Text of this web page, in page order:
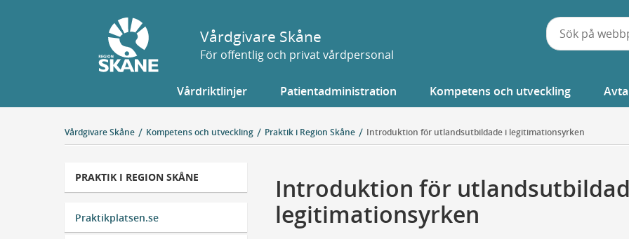
Vårdgivare Skåne
För offentlig och privat vårdpersonal
Vårdriktlinjer Patientadministration Kompetens och utveckling
Vårdgivare Skåne Kompetens och utveckling Praktik i Region Skåne Introduktion för utlandsutbildade i legitimationsyrken
PRAKTIK I REGION SKÅNE
Praktikplatsen.se
Introduktion för
legitimationsyrken